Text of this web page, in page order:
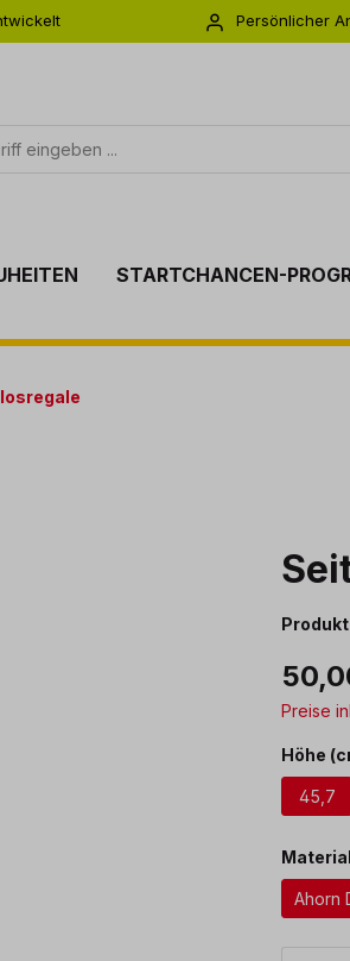
Persönlicher
STARTCHANCEN-
Preise
Höhe
45,7
Material
Ahorn